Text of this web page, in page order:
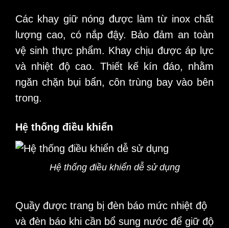
Các khay giữ nóng được làm từ inox chất
lượng cao, có nắp đậy. Bảo đảm an toàn
vệ sinh thực phẩm. Khay chịu được áp lực
và nhiệt độ cao. Thiết kế kín đáo, nhằm
ngăn chặn bụi bẩn, côn trùng bay vào bên
trong.
Hệ thống điều khiển
Hệ thống điều khiển dễ sử dụng
Quầy được trang bị đèn báo mức nhiệt độ
và đèn báo khi cần bổ sung nước để giữ độ